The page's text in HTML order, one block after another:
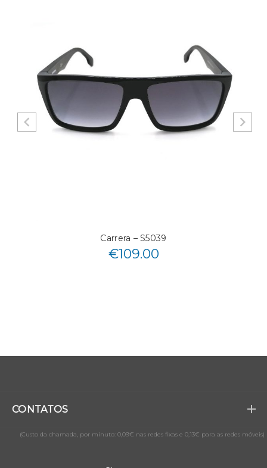
Carrera – S5039
€109.00
CONTATOS
(Custo da chamada, por minuto: 0,09€ nas redes fixas e 0,13€ para as redes móveis)